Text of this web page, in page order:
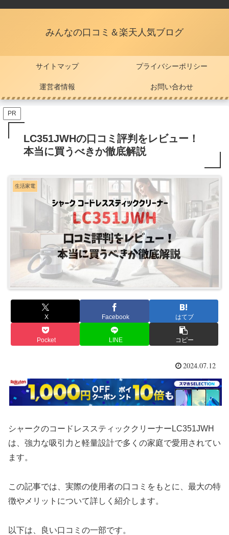
みんなの口コミ＆楽天人気ブログ
サイトマップ プライバシーポリシー
運営者情報 お問い合わせ
PR
LC351JWHの口コミ評判をレビュー！
本当に買うべきか徹底解説
生活家電
X Facebook はてブ
Pocket LINE コピー
2024.07.12
シャークのコードレススティッククリーナーLC351JWH
は、強力な吸引力と軽量設計で多くの家庭で愛用されてい
ます。
この記事では、実際の使用者の口コミをもとに、最大の特
徴やメリットについて詳しく紹介します。
以下は、良い口コミの一部です。